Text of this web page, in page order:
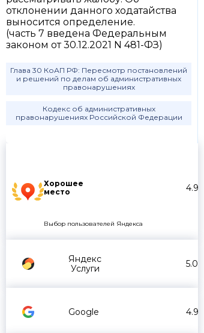
Хорошее
место
4.9
Выбор пользователей Яндекса
Яндекс
Услуги
5.0
Google 4.9
отклонении данного ходатайства
выносится определение.
(часть 7 введена Федеральным
законом от 30.12.2021 N 481-ФЗ)
Глава 30 КоАП РФ: Пересмотр постановлений
и решений по делам об административных
правонарушениях
Кодекс об административных
правонарушениях Российской Федерации